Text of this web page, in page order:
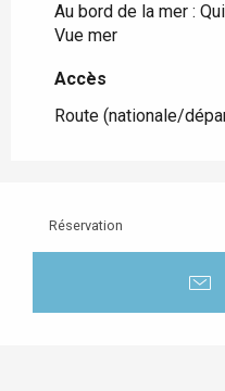
Au bord de la mer :
Vue mer
Accès
Accès
Route (nationale/
Réservation